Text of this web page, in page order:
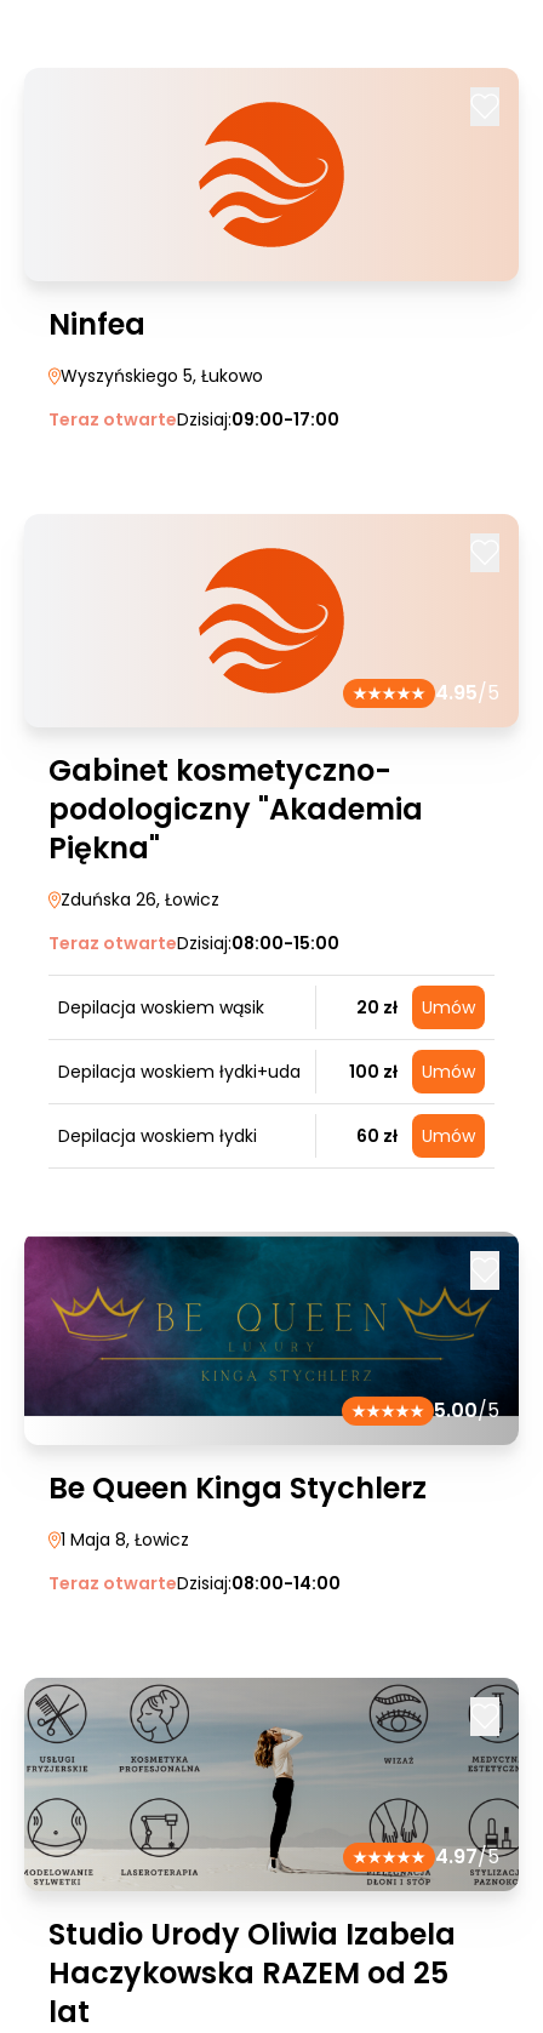
Ninfea
Wyszyńskiego 5, Łukowo
Teraz otwarteDzisiaj:09:00-17:00
4.95/5
Gabinet kosmetyczno-
podologiczny "Akademia
Piękna"
Zduńska 26, Łowicz
Teraz otwarteDzisiaj:08:00-15:00
Depilacja woskiem wąsik 20 zł Umów
Depilacja woskiem łydki+uda 100 zł Umów
Depilacja woskiem łydki 60 zł Umów
5.00/5
Be Queen Kinga Stychlerz
1 Maja 8, Łowicz
Teraz otwarteDzisiaj:08:00-14:00
4.97/5
Studio Urody Oliwia Izabela
Haczykowska RAZEM od 25
lat